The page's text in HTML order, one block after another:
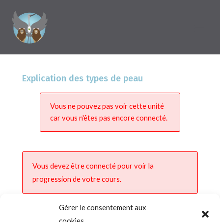
Gérer le consentement aux
Explication des types de peau
Vous ne pouvez pas voir cette unité
car vous n'êtes pas encore connecté.
Vous devez être connecté pour voir la
progression de votre cours.